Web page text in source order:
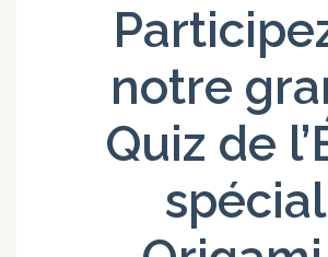
notre
Quiz de
spécial